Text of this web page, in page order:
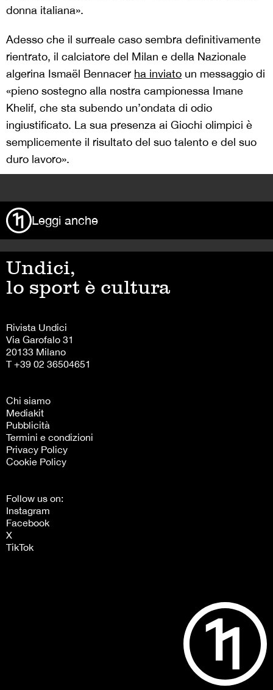
donna italiana».
Adesso che il surreale caso sembra definitivamente
rientrato, il calciatore del Milan e della Nazionale
algerina Ismaël Bennacer ha inviato un messaggio di
«pieno sostegno alla nostra campionessa Imane
Khelif, che sta subendo un’ondata di odio
ingiustificato. La sua presenza ai Giochi olimpici è
semplicemente il risultato del suo talento e del suo
duro lavoro».
Leggi anche
Undici,
lo sport è cultura
Rivista Undici
Via Garofalo 31
20133 Milano
T +39 02 36504651
Chi siamo
Mediakit
Pubblicità
Termini e condizioni
Privacy Policy
Cookie Policy
Follow us on:
Instagram
Facebook
X
TikTok